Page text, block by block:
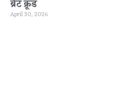
ब्रेंट क्रूड
April 30, 2026